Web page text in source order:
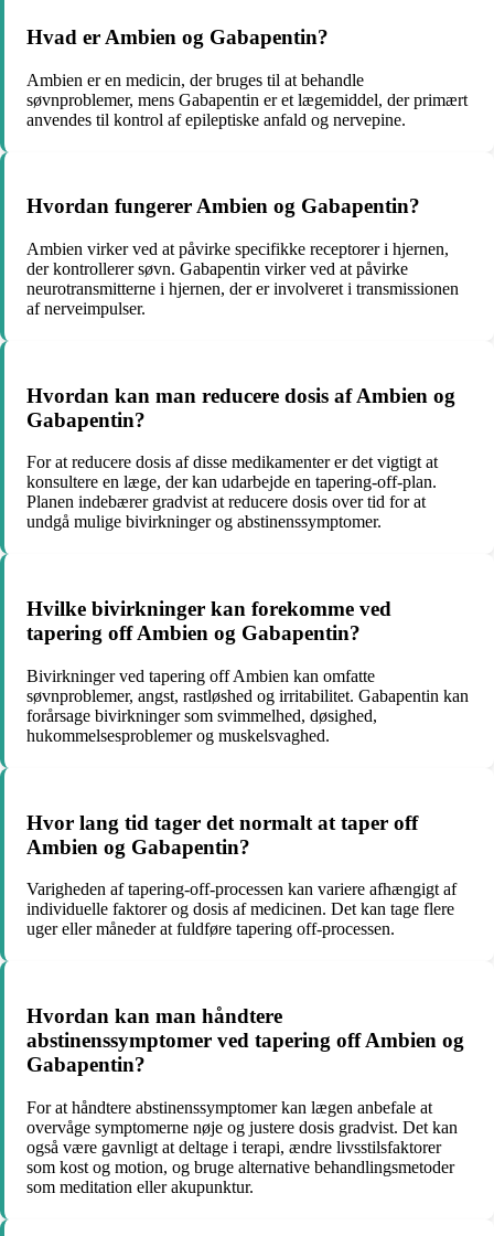
Hvad er Ambien og Gabapentin?
Ambien er en medicin, der bruges til at behandle
søvnproblemer, mens Gabapentin er et lægemiddel, der primært
anvendes til kontrol af epileptiske anfald og nervepine.
Hvordan fungerer Ambien og Gabapentin?
Ambien virker ved at påvirke specifikke receptorer i hjernen,
der kontrollerer søvn. Gabapentin virker ved at påvirke
neurotransmitterne i hjernen, der er involveret i transmissionen
af nerveimpulser.
Hvordan kan man reducere dosis af Ambien og
Gabapentin?
For at reducere dosis af disse medikamenter er det vigtigt at
konsultere en læge, der kan udarbejde en tapering-off-plan.
Planen indebærer gradvist at reducere dosis over tid for at
undgå mulige bivirkninger og abstinenssymptomer.
Hvilke bivirkninger kan forekomme ved
tapering off Ambien og Gabapentin?
Bivirkninger ved tapering off Ambien kan omfatte
søvnproblemer, angst, rastløshed og irritabilitet. Gabapentin kan
forårsage bivirkninger som svimmelhed, døsighed,
hukommelsesproblemer og muskelsvaghed.
Hvor lang tid tager det normalt at taper off
Ambien og Gabapentin?
Varigheden af tapering-off-processen kan variere afhængigt af
individuelle faktorer og dosis af medicinen. Det kan tage flere
uger eller måneder at fuldføre tapering off-processen.
Hvordan kan man håndtere
abstinenssymptomer ved tapering off Ambien og
Gabapentin?
For at håndtere abstinenssymptomer kan lægen anbefale at
overvåge symptomerne nøje og justere dosis gradvist. Det kan
også være gavnligt at deltage i terapi, ændre livsstilsfaktorer
som kost og motion, og bruge alternative behandlingsmetoder
som meditation eller akupunktur.